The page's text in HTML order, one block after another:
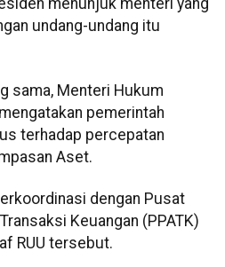
menunjuk menteri yang
undang-undang itu
sama, Menteri Hukum
pemerintah
terhadap percepatan
Aset.
dengan Pusat
Keuangan (PPATK)
RUU tersebut.